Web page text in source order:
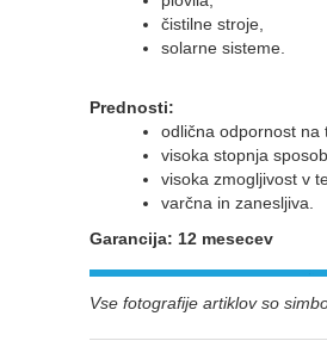
čistilne stroje,
solarne sisteme.
Prednosti:
odlična odpornost na
visoka stopnja
visoka zmogljivost v
varčna in zanesljiva.
Garancija: 12 mesecev
Vse fotografije artiklov so